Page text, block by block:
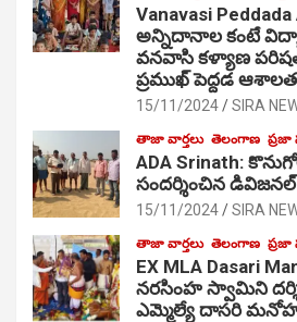
Vanavasi Peddada
అన్నిదానాల కంటే
వనవాసి కళ్యాణ
ప్రముఖ్ పెద్దడ ఆశాలత
15/11/2024 SIRA
తాజా వార్తలు తెలంగాణ ప్రజా
ADA Srinath:
సంద‌ర్శించిన
15/11/2024 SIRA
తాజా వార్తలు తెలంగాణ ప్రజా
EX MLA Dasari
నరసింహ స్వామిని
ఎమ్మెల్యే దాసరి